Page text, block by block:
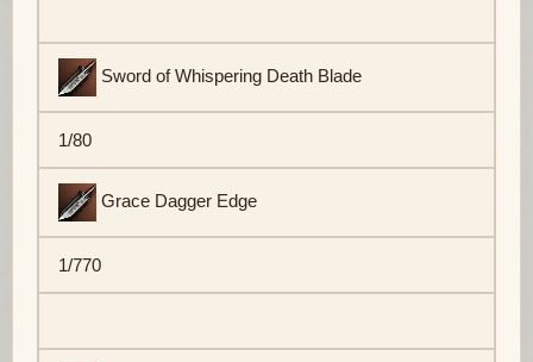
Sword of Whispering Death Blade
1/80
Grace Dagger Edge
1/770